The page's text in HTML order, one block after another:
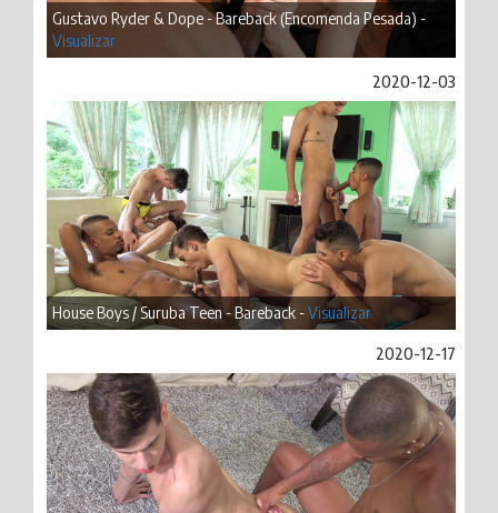
Gustavo Ryder & Dope - Bareback (Encomenda Pesada) -
Visualizar
2020-12-03
House Boys / Suruba Teen - Bareback -Visualizar
2020-12-17